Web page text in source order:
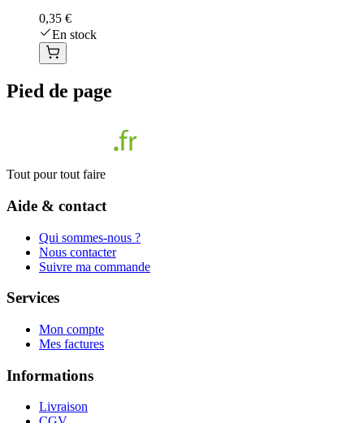
0,35 €
En stock
Pied de page
Tout pour tout faire
Aide & contact
Qui sommes-nous ?
Nous contacter
Suivre ma commande
Services
Mon compte
Mes factures
Informations
Livraison